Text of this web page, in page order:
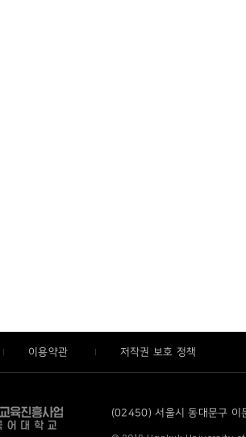
이용약관 저작권 보호 정책
(02450) 서울시 동대문구